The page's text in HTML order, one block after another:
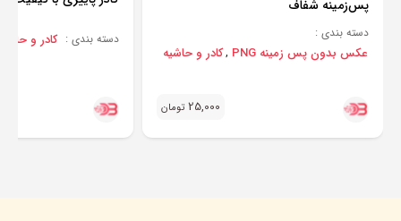
پس‌زمینه شفاف
دسته بندی :
عکس بدون پس زمینه PNG ,کادر و حاشیه
25,000 تومان
دسته بندی : کادر و